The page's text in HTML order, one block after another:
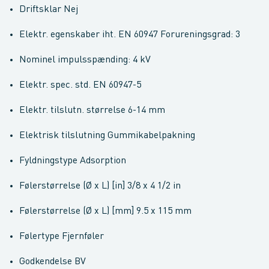
Driftsklar Nej
Elektr. egenskaber iht. EN 60947 Forureningsgrad: 3
Nominel impulsspænding: 4 kV
Elektr. spec. std. EN 60947-5
Elektr. tilslutn. størrelse 6-14 mm
Elektrisk tilslutning Gummikabelpakning
Fyldningstype Adsorption
Følerstørrelse (Ø x L) [in] 3/8 x 4 1/2 in
Følerstørrelse (Ø x L) [mm] 9.5 x 115 mm
Følertype Fjernføler
Godkendelse BV